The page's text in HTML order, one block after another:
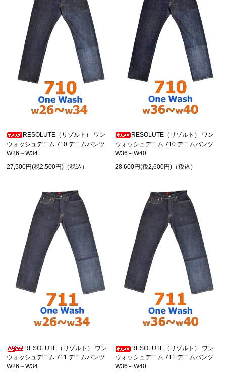
RESOLUTE（リゾルト） ワン
ウォッシュデニム 710 デニムパンツ
W26～W34
27,500円(税2,500円)（税込）
RESOLUTE（リゾルト） ワン
ウォッシュデニム 710 デニムパンツ
W36～W40
28,600円(税2,600円)（税込）
RESOLUTE（リゾルト） ワン
ウォッシュデニム 711 デニムパンツ
W26～W34
RESOLUTE（リゾルト） ワン
ウォッシュデニム 711 デニムパンツ
W36～W40